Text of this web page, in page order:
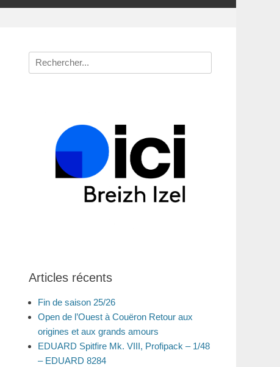
Recherche
pour
Articles récents
Fin de saison 25/26
Open de l’Ouest à Couëron Retour aux
origines et aux grands amours
EDUARD Spitfire Mk. VIII, Profipack – 1/48
– EDUARD 8284